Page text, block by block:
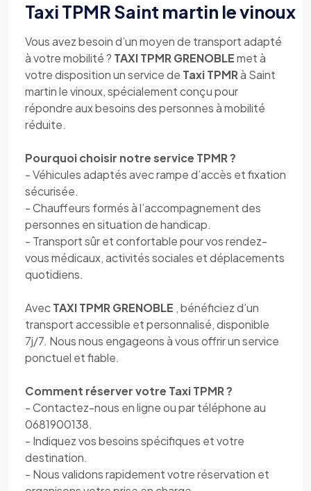
Taxi TPMR Saint martin le vinoux
Vous avez besoin d’un moyen de transport adapté
à votre mobilité ? TAXI TPMR GRENOBLEmet à
votre disposition un service de Taxi TPMRà Saint
martin le vinoux, spécialement conçu pour
répondre aux besoins des personnes à mobilité
réduite.
Pourquoi choisir notre service TPMR ?
- Véhicules adaptés avec rampe d’accès et fixation
sécurisée.
- Chauffeurs formés à l’accompagnement des
personnes en situation de handicap.
- Transport sûr et confortable pour vos rendez-
vous médicaux, activités sociales et déplacements
quotidiens.
AvecTAXI TPMR GRENOBLE , bénéficiez d’un
transport accessible et personnalisé, disponible
7j/7. Nous nous engageons à vous offrir un service
ponctuel et fiable.
Comment réserver votre Taxi TPMR ?
- Contactez-nous en ligne ou par téléphone au
0681900138.
- Indiquez vos besoins spécifiques et votre
destination.
- Nous validons rapidement votre réservation et